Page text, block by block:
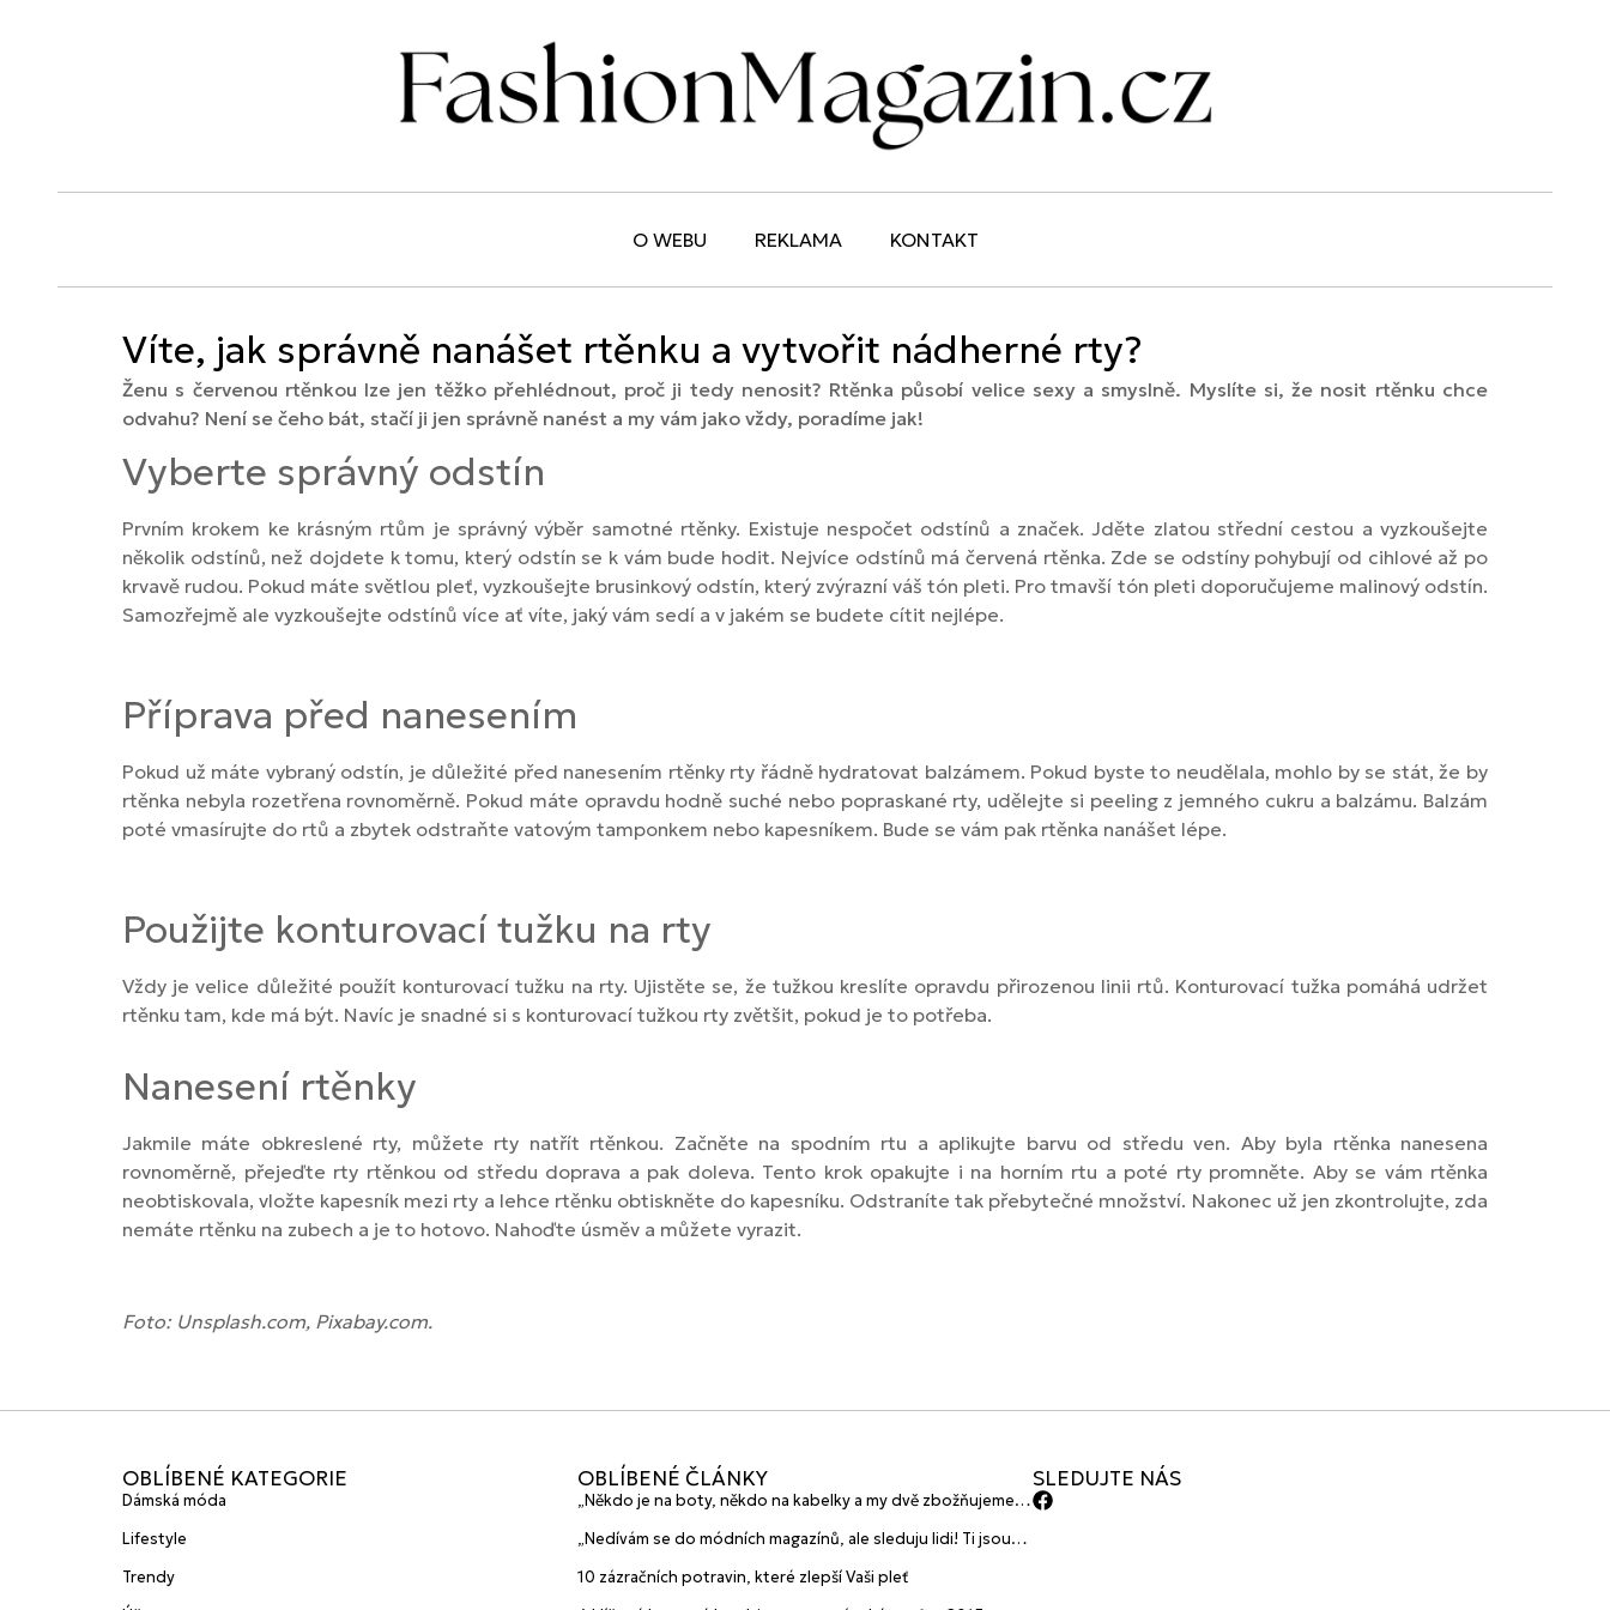
O WEBU REKLAMA KONTAKT
Víte, jak správně nanášet rtěnku a vytvořit nádherné rty?
Ženu s červenou rtěnkou lze jen těžko přehlédnout, proč ji tedy nenosit? Rtěnka působí velice sexy a smyslně. Myslíte si, že nosit rtěnku chce
odvahu? Není se čeho bát, stačí ji jen správně nanést a my vám jako vždy, poradíme jak!
Vyberte správný odstín
Prvním krokem ke krásným rtům je správný výběr samotné rtěnky. Existuje nespočet odstínů a značek. Jděte zlatou střední cestou a vyzkoušejte
několik odstínů, než dojdete k tomu, který odstín se k vám bude hodit. Nejvíce odstínů má červená rtěnka. Zde se odstíny pohybují od cihlové až po
krvavě rudou. Pokud máte světlou pleť, vyzkoušejte brusinkový odstín, který zvýrazní váš tón pleti. Pro tmavší tón pleti doporučujeme malinový odstín.
Samozřejmě ale vyzkoušejte odstínů více ať víte, jaký vám sedí a v jakém se budete cítit nejlépe.
Příprava před nanesením
Pokud už máte vybraný odstín, je důležité před nanesením rtěnky rty řádně hydratovat balzámem. Pokud byste to neudělala, mohlo by se stát, že by
rtěnka nebyla rozetřena rovnoměrně. Pokud máte opravdu hodně suché nebo popraskané rty, udělejte si peeling z jemného cukru a balzámu. Balzám
poté vmasírujte do rtů a zbytek odstraňte vatovým tamponkem nebo kapesníkem. Bude se vám pak rtěnka nanášet lépe.
Použijte konturovací tužku na rty
Vždy je velice důležité použít konturovací tužku na rty. Ujistěte se, že tužkou kreslíte opravdu přirozenou linii rtů. Konturovací tužka pomáhá udržet
rtěnku tam, kde má být. Navíc je snadné si s konturovací tužkou rty zvětšit, pokud je to potřeba.
Nanesení rtěnky
Jakmile máte obkreslené rty, můžete rty natřít rtěnkou. Začněte na spodním rtu a aplikujte barvu od středu ven. Aby byla rtěnka nanesena
rovnoměrně, přejeďte rty rtěnkou od středu doprava a pak doleva. Tento krok opakujte i na horním rtu a poté rty promněte. Aby se vám rtěnka
neobtiskovala, vložte kapesník mezi rty a lehce rtěnku obtiskněte do kapesníku. Odstraníte tak přebytečné množství. Nakonec už jen zkontrolujte, zda
nemáte rtěnku na zubech a je to hotovo. Nahoďte úsměv a můžete vyrazit.
Foto: Unsplash.com, Pixabay.com.
OBLÍBENÉ KATEGORIE
Dámská móda
Lifestyle
Trendy
OBLÍBENÉ ČLÁNKY
„Někdo je na boty, někdo na kabelky a my dvě zbožňujeme
značky HANAJANA Swimwear
„Nedívám se do módních magazínů, ale sleduju lidi! Ti jsou
10 zázračních potravin, které zlepší Vaši pleť
SLEDUJTE NÁS